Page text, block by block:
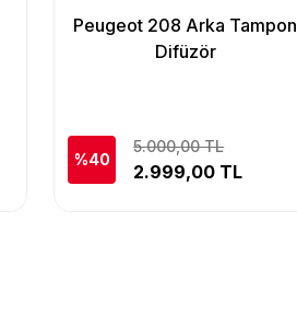
Peugeot 208 Arka Tampon
Difüzör
%40
5.000,00 TL
2.999,00 TL